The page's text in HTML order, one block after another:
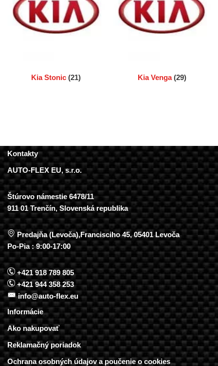
Kia Stonic(21) Kia Venga(29)
Kontakty
AUTO-FLEX EU, s.r.o.
Štúrovo námestie 6478/11
911 01 Trenčín, Slovenská republika
Predajňa (Levoča),Francisciho 45, 05401 Levoča
Po-Pia : 9:00-17:00
+421 918 789 805
+421 944 358 253
info@auto-flex.eu
Informácie
Ako nakupovať
Reklamačný poriadok
Ochrana osobných údajov a poučenie o cookies